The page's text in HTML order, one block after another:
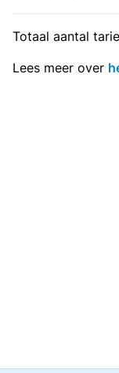
Totaal aantal
Lees meer over